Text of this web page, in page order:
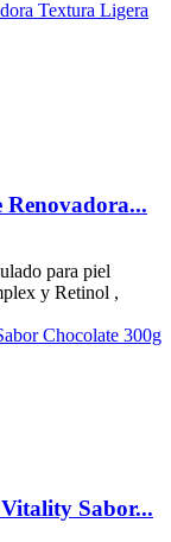
Renovadora...
para piel
y Retinol ,
Sabor...